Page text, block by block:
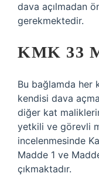
dava açılmadan
gerekmektedir.
KMK 33
Bu bağlamda her
kendisi dava
diğer kat
yetkili ve görevli
incelenmesinde
Madde 1 ve
çıkmaktadır.